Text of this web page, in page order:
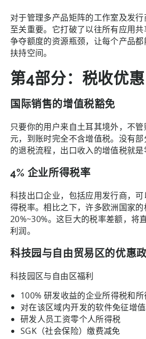
对于管理多产品矩阵的工作室及发
至关重要。它打破了以往所有应用
争夺额度的资源瓶颈，让每个产品
扶持空间。
第4部分：税收优惠
国际销售的增值税豁免
只要你的用户来自土耳其境外，不
元，到账时完全不含增值税。没有
的退税流程，出口收入的增值税就是
4% 企业所得税率
科技出口企业，包括应用发行商，
得税率。相比之下，许多欧洲国家
20%~30%。这巨大的税率差额，将
利润。
科技园与自由贸易区的优惠
科技园区与自由区福利
100% 研发收益的企业所得税和
对在该区域内开发的软件免征增
研发人员工资零个人所得税
SGK（社会保险）缴费减免